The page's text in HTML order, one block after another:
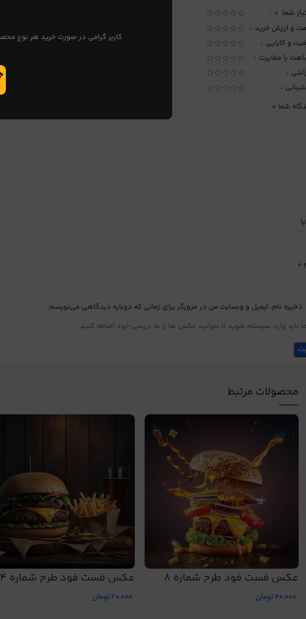
کاربر گرامی در صورت خرید هر نوع
شما *
و ارزش خرید
و کارایی
یا مغایرت
شما *
*
ذخیره نام، ایمیل و وبسایت من در مرورگر برای زمانی که دوباره دیدگاهی می‌نویسم.
باید وارد سیستم شوید تا بتوانید عکس ها را به بررسی خود اضافه کنید.
محصولات مرتبط
عکس فست فود طرح شماره 8
20,000تومان
عکس فست فود طرح شماره 24
20,000تومان